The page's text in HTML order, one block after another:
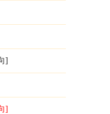
]
]